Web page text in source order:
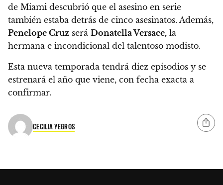
de Miami descubrió que el asesino en serie
también estaba detrás de cinco asesinatos. Además,
Penelope Cruz será Donatella Versace, la
hermana e incondicional del talentoso modisto.
Esta nueva temporada tendrá diez episodios y se
estrenará el año que viene, con fecha exacta a
confirmar.
CECILIA YEGROS